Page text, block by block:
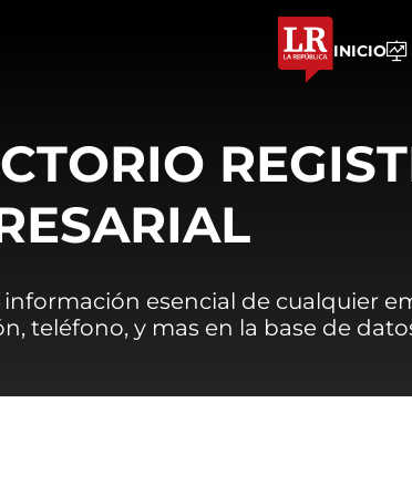
INICIO
información esencial de cualquier
teléfono, y mas en la base de